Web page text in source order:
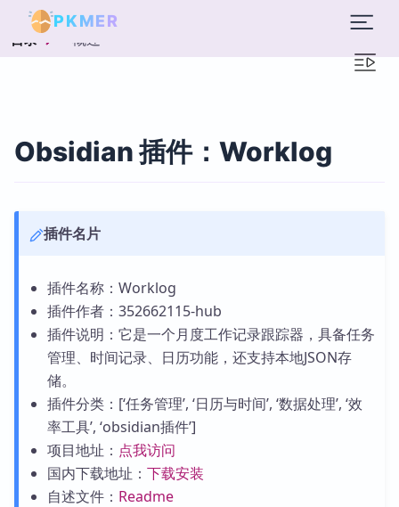
PKMER
目录 概述
Obsidian 插件：Worklog
插件名片
插件名称：Worklog
插件作者：352662115-hub
插件说明：它是一个月度工作记录跟踪器，具备任务
管理、时间记录、日历功能，还支持本地JSON存
储。
插件分类：[‘任务管理’, ‘日历与时间’, ‘数据处理’, ‘效
率工具’, ‘obsidian插件’]
项目地址： 点我访问
国内下载地址： 下载安装
自述文件： Readme